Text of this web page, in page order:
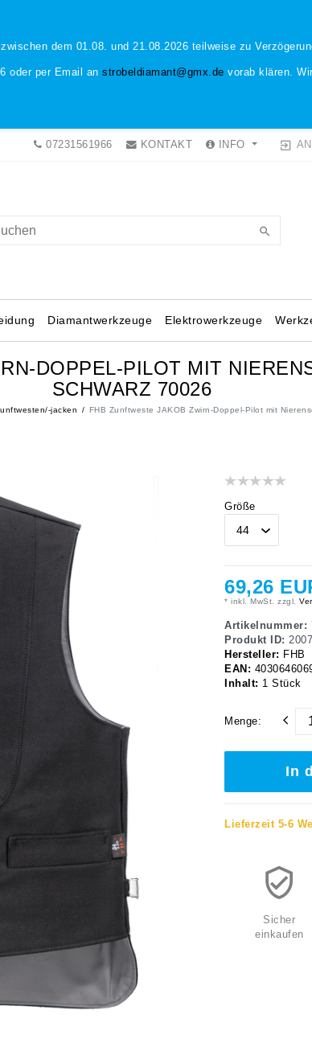
dem 01.08. und 21.08.2026 teilweise zu
oder per Email an strobeldiamant@gmx.de vorab klären.
07231561966 KONTAKT INFO
Diamantwerkzeuge Elektrowerkzeuge
DOPPEL-PILOT MIT
SCHWARZ 70026
jacken FHB Zunftweste JAKOB Zwirn-Doppel-Pilot mit
Größe
69,26
* inkl. MwSt. zzgl.
Artikelnummer:
Produkt ID: 2007
Hersteller: FHB
EAN:
Inhalt: 1 Stück
Menge:
In
Lieferzeit 5-6
Sicher
einkaufen